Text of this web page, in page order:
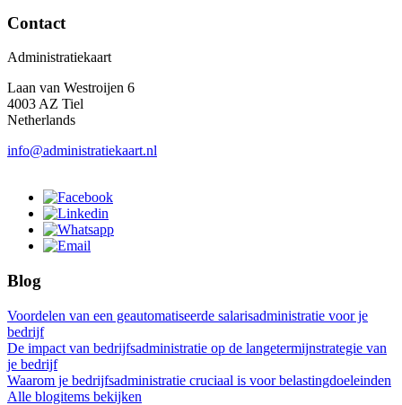
Contact
Administratiekaart
Laan van Westroijen 6
4003 AZ Tiel
Netherlands
info@administratiekaart.nl
Blog
Voordelen van een geautomatiseerde salarisadministratie voor je
bedrijf
De impact van bedrijfsadministratie op de langetermijnstrategie van
je bedrijf
Waarom je bedrijfsadministratie cruciaal is voor belastingdoeleinden
Alle blogitems bekijken